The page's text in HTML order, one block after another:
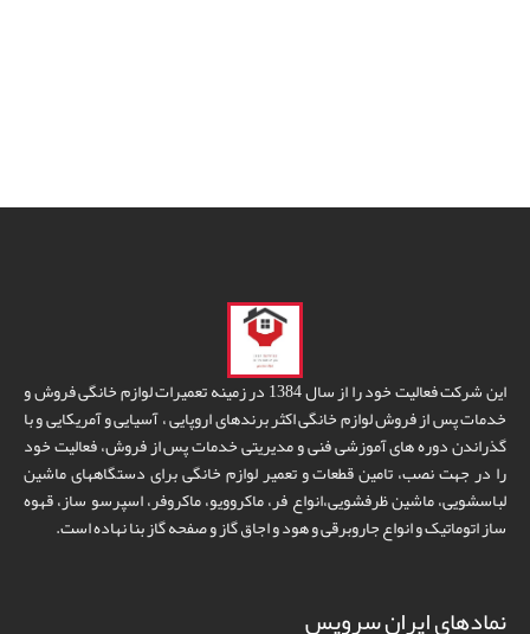
این شرکت فعالیت خود را از سال 1384 در زمینه تعمیرات لوازم خانگی فروش و
خدمات پس از فروش لوازم خانگی اکثر برندهای اروپایی ، آسیایی و آمریکایی و با
گذراندن دوره های آموزشی فنی و مدیریتی خدمات پس از فروش، فعالیت خود
را در جهت نصب، تامین قطعات و تعمیر لوازم خانگی برای دستگاههای ماشین
لباسشویی، ماشین ظرفشویی،انواع فر، ماکروویو، ماکروفر، اسپرسو ساز، قهوه
ساز اتوماتیک و انواع جاروبرقی و هود و اجاق گاز و صفحه گاز بنا نهاده است.
نمادهای ایران سرویس